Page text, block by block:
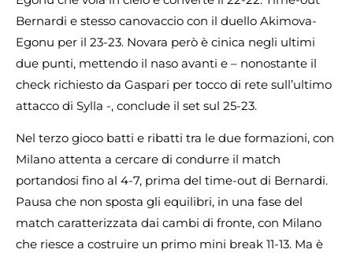
Bernardi e stesso canovaccio con il duello Akimova-
Egonu per il 23-23. Novara però è cinica negli ultimi
due punti, mettendo il naso avanti e – nonostante il
check richiesto da Gaspari per tocco di rete sull’ultimo
attacco di Sylla -, conclude il set sul 25-23.
Nel terzo gioco batti e ribatti tra le due formazioni, con
Milano attenta a cercare di condurre il match
portandosi fino al 4-7, prima del time-out di Bernardi.
Pausa che non sposta gli equilibri, in una fase del
match caratterizzata dai cambi di fronte, con Milano
che riesce a costruire un primo mini break 11-13. Ma è